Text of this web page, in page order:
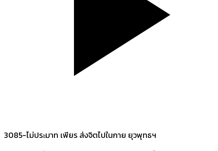
3085-ไม่ประมาท เพียร ส่งจิตไปในกาย ยุวพุทธฯ